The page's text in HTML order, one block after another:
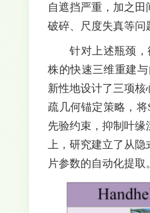
自遮挡严重，加之
破碎、尺度失真等问
针对上述瓶颈
株的快速三维重建
新性地设计了三项
疏几何锚定策略，
先验约束，抑制叶
上，研究建立了从
片参数的自动化提取